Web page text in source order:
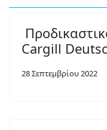
Cargill
28 Σεπτεμβρίου 2022